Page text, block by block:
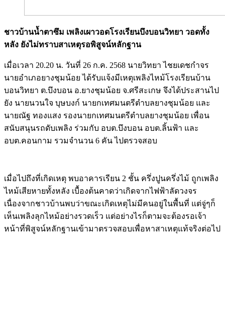
ชาวบ้านน้ำตาซึม เพลิงเผาวอดโรงเรียนบึงบอนวิทยา วอดทั้ง
หลัง ยังไม่ทราบสาเหตุรอพิสูจน์หลักฐาน
เมื่อเวลา 20.20 น. วันที่ 26 ก.ค. 2568 นายวิทยา ไชยเดชกำจร
นายอำเภอยางชุมน้อย ได้รับแจ้งมีเหตุเพลิงไหม้โรงเรียนบ้าน
บอนวิทยา ต.บึงบอน อ.ยางชุมน้อย จ.ศรีสะเกษ จึงได้ประสานไป
ยัง นายนวนใจ บุษบงก์ นายกเทศมนตรีตำบลยางชุมน้อย และ
นายณัฐ ทองแสง รองนายกเทศมนตรีตำบลยางชุมน้อย เพื่อน
สนับสนุนรถดับเพลิง ร่วมกับ อบต.บึงบอน อบต.ลิ้นฟ้า และ
อบต.คอนกาม รวมจำนวน 6 คัน ไปตรวจสอบ
เมื่อไปถึงที่เกิดเหตุ พบอาคารเรียน 2 ชั้น ครึ่งปูนครึ่งไม้ ถูกเพลิง
ไหม้เสียหายทั้งหลัง เบื้องต้นคาดว่าเกิดจากไฟฟ้าลัดวงจร
เนื่องจากชาวบ้านพบว่าขณะเกิดเหตุไม่มีคนอยู่ในพื้นที่ แต่จู่ๆก็
เห็นเพลิงลุกไหม้อย่างรวดเร็ว แต่อย่างไรก็ตามจะต้องรอเจ้า
หน้าที่พิสูจน์หลักฐานเข้ามาตรวจสอบเพื่อหาสาเหตุแท้จริงต่อไป